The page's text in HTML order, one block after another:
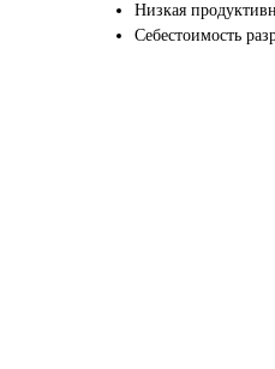
Низкая
Себестоимость